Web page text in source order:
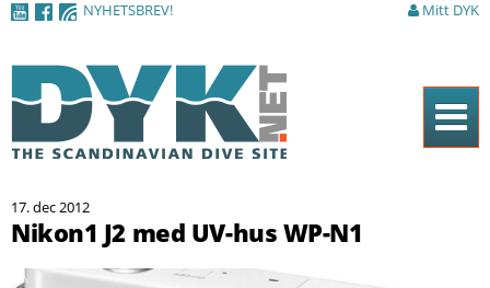
NYHETSBREV! Mitt DYK
Hem
Tidningen
17. dec 2012
Nikon1 J2 med UV-hus WP-N1